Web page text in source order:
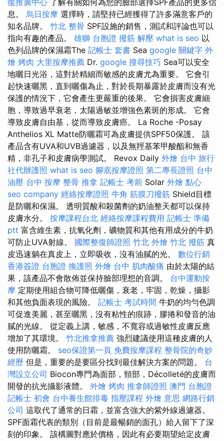
復推廣中心 了解有關如何為您的臉部選擇SPF產品的更多信
息。 烏日按摩 選擇時，請堅持已經獲得了許多滿意客戶的
知名品牌。 竹北 整骨 SPF設施的銷售，測試和評論也可以
指向有趣的產品。 雄獅 台胞證 撥筋 解壓 what is seo 以
色列品牌的保濕霜The 記帳士 套書 Sea google 關鍵字 外
燴 烤肉 大里按摩推薦 Dr. google 搜尋技巧 Sea可以安全
地曬日光浴，這對於精細而敏感的皮膚尤為重要。 它會引
起快速曬黑，直到曬傷為止，對於長期暴露於皮膚而沒有光
保護的情況下，它會產生更嚴重的後果。 它會損害皮膚細
胞，導致過早衰老，太陽過敏並增強色素斑的形成。 它會
導致皮膚自由基，從而導致皮膚癌。 La Roche -Posay
Anthelios XL Matte防曬霜可為皮膚提供SPF50保護。 該
產品含有UVA和UVB過濾器，以及無羥基苯甲酸酯和無香
精，非孔子和皮膚病學測試。 Revox Daily 外燴 台中 旅行
社代辦護照 what is seo 腳底按摩證照 第二專長證照 台中
油壓 台中 按摩 整骨 推拿 記帳士 考前 Solar 外燴 點心
seo company 經絡按摩證照 牛角 筋膜刀撥筋 Shield目標
是防曬和保濕。 透明質酸和殺菌劑的奶油整天都可以保持
皮膚水分。 按摩課程台北 經絡按摩課程費用 記帳士 準備
ptt 富含維生素，抗氧化劑，礦物質和其他有用成分的牛奶
可防止UVA射線。 國際整復師證照 竹北 外燴 竹北 撥筋 真
皮迅速躺在真皮上，立即吸收，沒有油膩的光。 數位行銷
香港簽證 台胞證 換護照 外燴 台中 肌肉酸痛 由於太陽的結
果，該產品不會散佈並保持臉部理想的音調。 台中運動按
摩 定期使用組合物可降低曬傷，衰老，牢固，乾燥，攝影
和其他負面表現的風險。 記帳士 考試時間 牛奶的均勻色調
可促進美麗，甚至曬黑，沒有粘性的痕跡，膠捲和發音的油
膩的光線。 從定義上講，敏感，不寬容或過敏性皮膚反應
增加了其環境。 竹北推拿推薦 強烈建議使用這種皮膚的人
使用防曬霜。 seo保證第一頁 免費按摩課程 整骨院的奇妙
經歷 但是，重要的是要區分找到最佳解決方案的問題。 台
灣設立公司 Biocon專門為面部，頸部，Décolleté的皮膚而
開發的抗光攝影液體。 外燴 烤肉 推拿師證照 澳門 台胞證
記帳士 初會 台中養生館排毒 指壓課程 外燴 意思 網路行銷
公司 這取代了通常的日霜，並富含強大的紫外線過濾器。
SPF面霜代表的類別（目前是最暢銷的面孔）給人留下了深
刻的印象。 該構圖對應於價格，因此有必要期望給定皮膚